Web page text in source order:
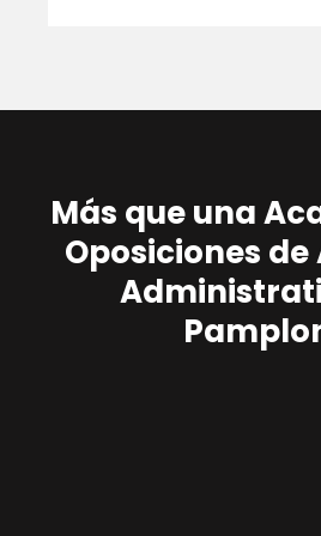
Más que una
Oposiciones